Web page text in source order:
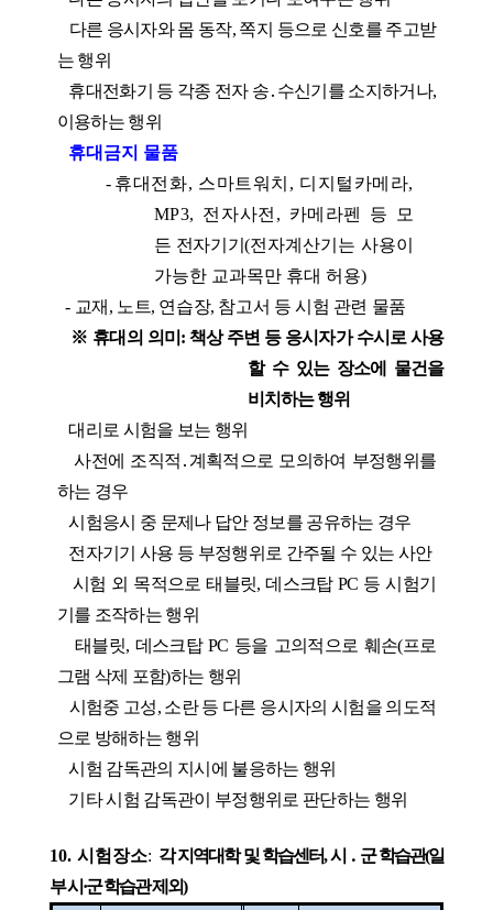
다른 응시자와 몸 동작, 쪽지 등으로 신호를 주고받
는 행위
휴대전화기 등 각종 전자 송․ 수신기를 소지하거나,
이용하는 행위
휴대금지 물품
- 휴대전화, 스마트워치 , 디지털카메라,
MP3, 전자사전 , 카메라펜 등
모
든 전자기기(전자계산기는 사용이
가능한 교과목만 휴대 허용)
- 교재 , 노트, 연습장, 참고서 등 시험 관련 물품
※ 휴대의 의미 : 책상 주변 등 응시자가 수시로 사용
할 수 있는 장소에 물건을
비치하는 행위
대리로 시험을 보는 행위
사전에 조직적 ․계획적으로 모의하여 부정행위를
하는 경우
시험응시 중 문제나 답안 정보를 공유하는 경우
전자기기 사용 등 부정행위로 간주될 수 있는 사안
시험 외 목적으로 태블릿,데스크탑PC 등 시험기
기를 조작하는 행위
태블릿, 데스크탑PC 등을 고의적으로 훼손(프로
그램 삭제 포함)하는 행위
시험중 고성, 소란 등 다른 응시자의 시험을 의도적
으로 방해하는 행위
시험 감독관의 지시에 불응하는 행위
기타 시험 감독관이 부정행위로 판단하는 행위
10.시험장소: 각 지역대학 및 학습센터,시 ․ 군 학습관(일
부 시 ·군 학습관 제외)